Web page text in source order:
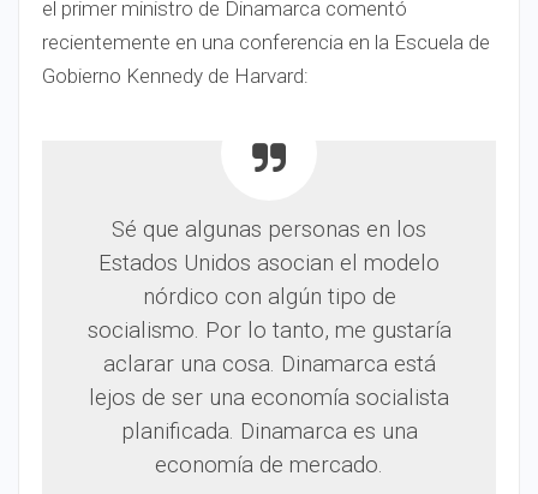
el primer ministro de Dinamarca comentó
recientemente en una conferencia en la Escuela de
Gobierno Kennedy de Harvard:
Sé que algunas personas en los
Estados Unidos asocian el modelo
nórdico con algún tipo de
socialismo. Por lo tanto, me gustaría
aclarar una cosa. Dinamarca está
lejos de ser una economía socialista
planificada. Dinamarca es una
economía de mercado.